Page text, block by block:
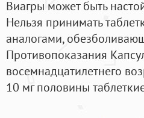
Виагры может быть
Нельзя принимать
аналогами,
Противопоказания
восемнадцатилетнего
10 мг половины